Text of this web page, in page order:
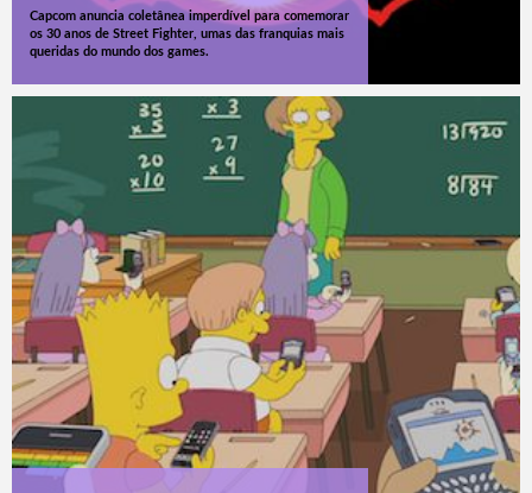
Capcom anuncia coletânea imperdível para comemorar
os 30 anos de Street Fighter, umas das franquias mais
queridas do mundo dos games.